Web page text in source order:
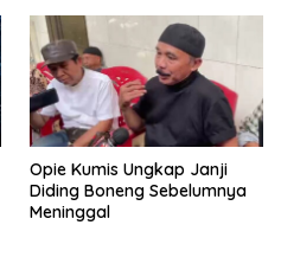
Opie Kumis Ungkap Janji
Diding Boneng Sebelumnya
Meninggal